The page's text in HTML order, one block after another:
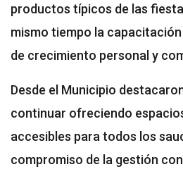
productos típicos de las
mismo tiempo la
de crecimiento personal y
Desde el Municipio
continuar ofreciendo
accesibles para todos los
compromiso de la gestión